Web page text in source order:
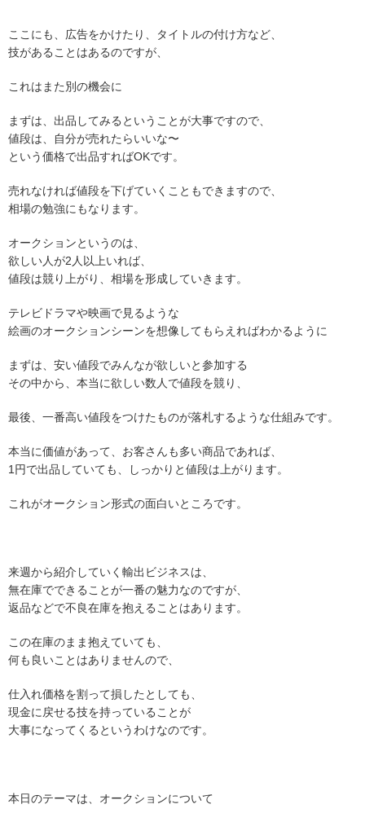
ここにも、広告をかけたり、タイトルの付け方など、
技があることはあるのですが、
これはまた別の機会に
まずは、出品してみるということが大事ですので、
値段は、自分が売れたらいいな〜
という価格で出品すればOKです。
売れなければ値段を下げていくこともできますので、
相場の勉強にもなります。
オークションというのは、
欲しい人が2人以上いれば、
値段は競り上がり、相場を形成していきます。
テレビドラマや映画で見るような
絵画のオークションシーンを想像してもらえればわかるように
まずは、安い値段でみんなが欲しいと参加する
その中から、本当に欲しい数人で値段を競り、
最後、一番高い値段をつけたものが落札するような仕組みです。
本当に価値があって、お客さんも多い商品であれば、
1円で出品していても、しっかりと値段は上がります。
これがオークション形式の面白いところです。
来週から紹介していく輸出ビジネスは、
無在庫でできることが一番の魅力なのですが、
返品などで不良在庫を抱えることはあります。
この在庫のまま抱えていても、
何も良いことはありませんので、
仕入れ価格を割って損したとしても、
現金に戻せる技を持っていることが
大事になってくるというわけなのです。
本日のテーマは、オークションについて